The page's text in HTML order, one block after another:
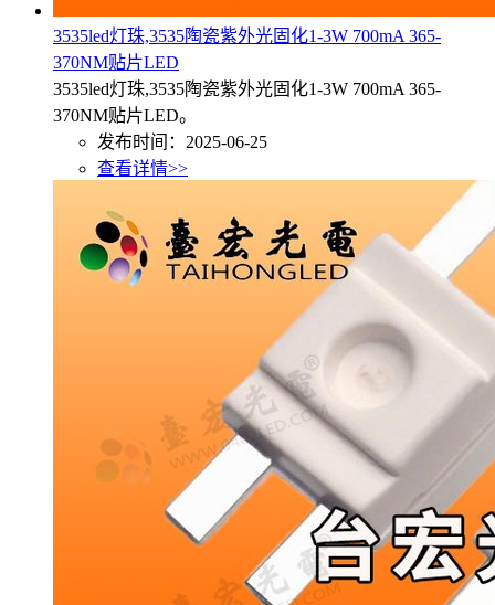
3535led灯珠,3535陶瓷紫外光固化1-3W 700mA 365-
370NM贴片LED
3535led灯珠,3535陶瓷紫外光固化1-3W 700mA 365-
370NM贴片LED。
发布时间：2025-06-25
查看详情>>